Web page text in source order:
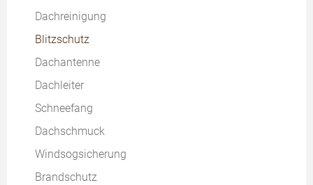
Dachbelichtung
Test & Vergleich
beim Metalldach
beim Schieferdach
Dachsteine
Reetdach
Kosten
EPDM Abdichtung
Dachreinigung
Blitzschutz
Dachantenne
Dachleiter
Schneefang
Dachschmuck
Windsogsicherung
Brandschutz